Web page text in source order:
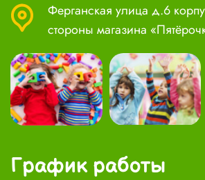
Ферганская улица д.6
стороны магазина
График работы